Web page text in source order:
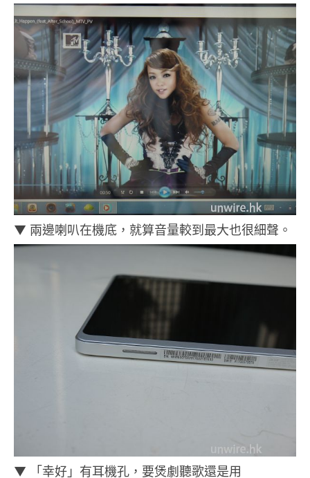
▼ 兩邊喇叭在機底，就算音量較到最大也很細聲。
▼ 「幸好」有耳機孔，要煲劇聽歌還是用